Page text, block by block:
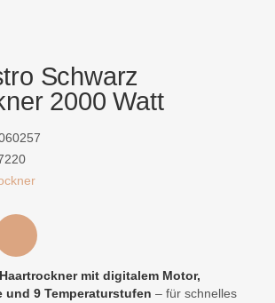
Schwarz
2000 Watt
mit digitalem Motor,
9 Temperaturstufen – für schnelles